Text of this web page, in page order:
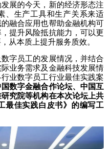
展的今天，新的经济形态注
、生产工具和生产关系来适
融合应用也帮助金融机构可
提升风险抵抗能力，可以更
从本质上提升服务质效。
字员工的发展情况，并结合
业务需求及金融科技发展情
业数字员工行业最佳实践案
数字金融合作论坛、中国互
究院等机构在本次论坛上共
最佳实践白皮书》的编写工